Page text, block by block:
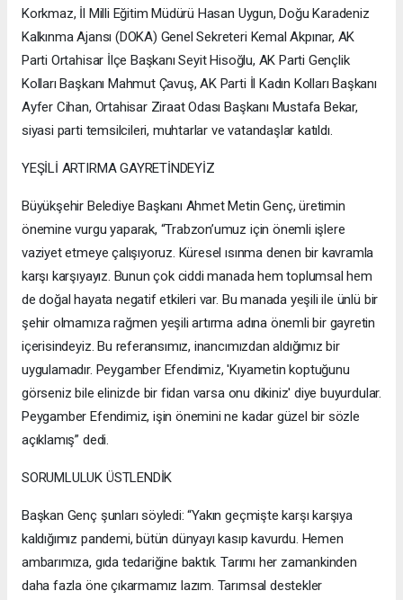
Korkmaz, İl Milli Eğitim Müdürü Hasan Uygun, Doğu Karadeniz
Kalkınma Ajansı (DOKA) Genel Sekreteri Kemal Akpınar, AK
Parti Ortahisar İlçe Başkanı Seyit Hisoğlu, AK Parti Gençlik
Kolları Başkanı Mahmut Çavuş, AK Parti İl Kadın Kolları Başkanı
Ayfer Cihan, Ortahisar Ziraat Odası Başkanı Mustafa Bekar,
siyasi parti temsilcileri, muhtarlar ve vatandaşlar katıldı.
YEŞİLİ ARTIRMA GAYRETİNDEYİZ
Büyükşehir Belediye Başkanı Ahmet Metin Genç, üretimin
önemine vurgu yaparak, “Trabzon’umuz için önemli işlere
vaziyet etmeye çalışıyoruz. Küresel ısınma denen bir kavramla
karşı karşıyayız. Bunun çok ciddi manada hem toplumsal hem
de doğal hayata negatif etkileri var. Bu manada yeşili ile ünlü bir
şehir olmamıza rağmen yeşili artırma adına önemli bir gayretin
içerisindeyiz. Bu referansımız, inancımızdan aldığımız bir
uygulamadır. Peygamber Efendimiz, 'Kıyametin koptuğunu
görseniz bile elinizde bir fidan varsa onu dikiniz' diye buyurdular.
Peygamber Efendimiz, işin önemini ne kadar güzel bir sözle
açıklamış” dedi.
SORUMLULUK ÜSTLENDİK
Başkan Genç şunları söyledi: “Yakın geçmişte karşı karşıya
kaldığımız pandemi, bütün dünyayı kasıp kavurdu. Hemen
ambarımıza, gıda tedariğine baktık. Tarımı her zamankinden
daha fazla öne çıkarmamız lazım. Tarımsal destekler